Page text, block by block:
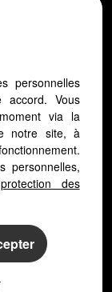
personnelles
accord. Vous
via la
notre site, à
personnelles,
des